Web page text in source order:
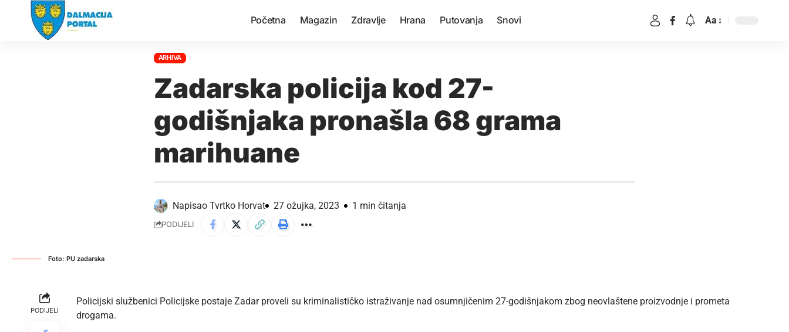
Početna Magazin Zdravlje Hrana Putovanja Snovi Aa
ARHIVA
Zadarska policija kod 27-
godišnjaka pronašla 68 grama
marihuane
Napisao Tvrtko Horvat 27 ožujka, 2023 1 min čitanja
PODIJELI
Foto: PU zadarska
PODIJELI
Policijski službenici Policijske postaje Zadar proveli su kriminalističko istraživanje nad osumnjičenim 27-godišnjakom zbog neovlaštene proizvodnje i prometa
drogama.